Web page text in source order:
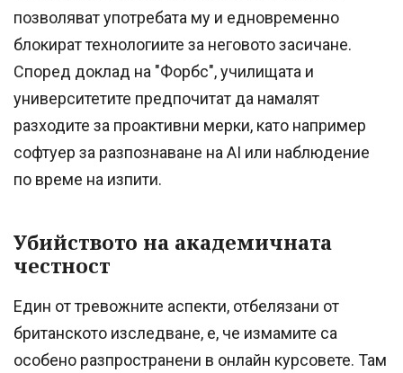
позволяват употребата му и едновременно
блокират технологиите за неговото засичане.
Според доклад на "Форбс", училищата и
университетите предпочитат да намалят
разходите за проактивни мерки, като например
софтуер за разпознаване на AI или наблюдение
по време на изпити.
Убийството на академичната
честност
Един от тревожните аспекти, отбелязани от
британското изследване, е, че измамите са
особено разпространени в онлайн курсовете. Там